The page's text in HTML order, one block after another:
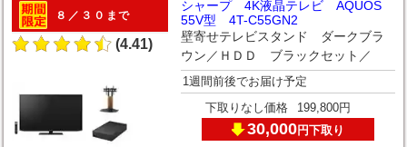
８／３０まで
(4.41)
シャープ 4K液晶テレビ AQUOS
55V型 4T-C55GN2
壁寄せテレビスタンド ダークブラ
ウン／ＨＤＤ ブラックセット／
1週間前後でお届け予定
下取りなし価格 199,800円
30,000円下取り